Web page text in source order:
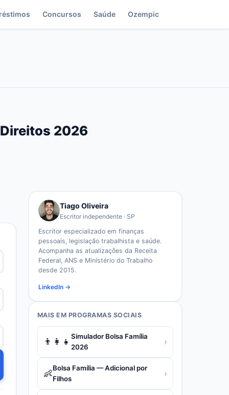
Concursos Saúde Ozempic
2026
Tiago Oliveira
Escritor independente · SP
Escritor especializado em finanças
pessoais, legislação trabalhista e saúde.
Acompanha as atualizações da Receita
Federal, ANS e Ministério do Trabalho
desde 2015.
LinkedIn →
MAIS EM PROGRAMAS SOCIAIS
👨‍👩‍👧 Simulador Bolsa Família
2026
›
👶Bolsa Família — Adicional por
Filhos
›